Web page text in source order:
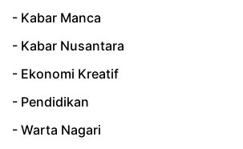
- Kabar Manca
- Kabar Nusantara
- Ekonomi Kreatif
- Pendidikan
- Warta Nagari